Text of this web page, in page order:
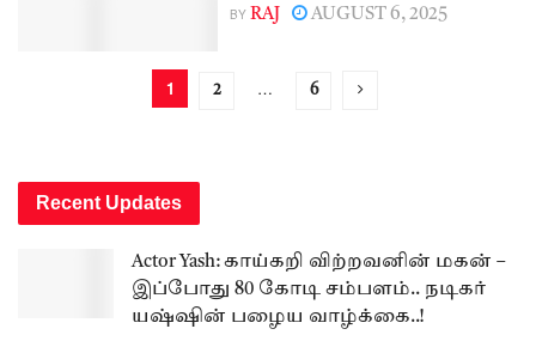
BY RAJ AUGUST 6, 2025
1 2 … 6
Recent Updates
Actor Yash: காய்கறி விற்றவனின் மகன் –
இப்போது 80 கோடி சம்பளம்.. நடிகர்
யஷ்ஷின் பழைய வாழ்க்கை..!